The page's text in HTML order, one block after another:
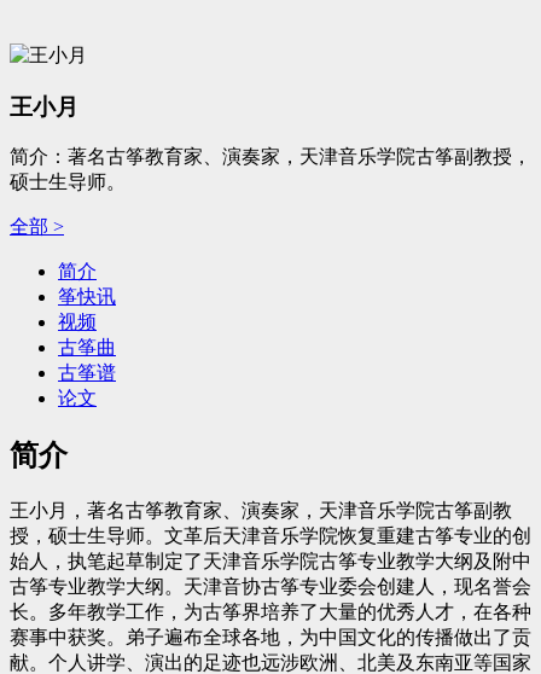
王小月
简介：著名古筝教育家、演奏家，天津音乐学院古筝副教授，
硕士生导师。
全部 >
简介
筝快讯
视频
古筝曲
古筝谱
论文
简介
王小月，著名古筝教育家、演奏家，天津音乐学院古筝副教
授，硕士生导师。文革后天津音乐学院恢复重建古筝专业的创
始人，执笔起草制定了天津音乐学院古筝专业教学大纲及附中
古筝专业教学大纲。天津音协古筝专业委会创建人，现名誉会
长。多年教学工作，为古筝界培养了大量的优秀人才，在各种
赛事中获奖。弟子遍布全球各地，为中国文化的传播做出了贡
献。个人讲学、演出的足迹也远涉欧洲、北美及东南亚等国家